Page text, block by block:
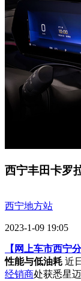
西宁丰田卡罗
西宁地方站
2023-1-09 19:05
【网上车市西宁
性能与低油耗 近
经销商处获悉星